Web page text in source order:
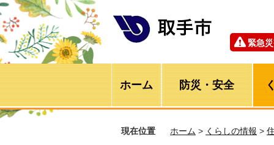
緊急
ホーム 防災・安全
現在位置 ホーム > くらしの情報 >